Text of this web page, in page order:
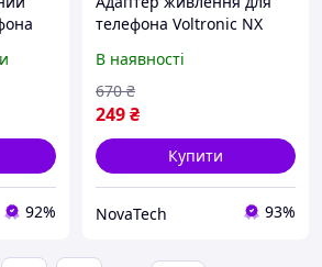
92%
телефона Voltronic NX
1xType C-Bx)
В наявності
249₴
670 ₴
Купити
NovaTech 93%